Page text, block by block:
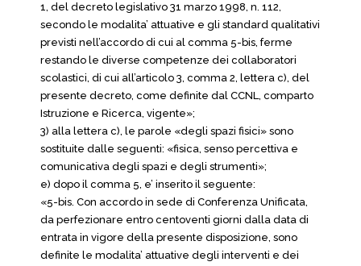
1, del decreto legislativo 31 marzo 1998, n. 112,
secondo le modalita’ attuative e gli standard qualitativi
previsti nell’accordo di cui al comma 5-bis, ferme
restando le diverse competenze dei collaboratori
scolastici, di cui all’articolo 3, comma 2, lettera c), del
presente decreto, come definite dal CCNL, comparto
Istruzione e Ricerca, vigente»;
3) alla lettera c), le parole «degli spazi fisici» sono
sostituite dalle seguenti: «fisica, senso percettiva e
comunicativa degli spazi e degli strumenti»;
e) dopo il comma 5, e’ inserito il seguente:
«5-bis. Con accordo in sede di Conferenza Unificata,
da perfezionare entro centoventi giorni dalla data di
entrata in vigore della presente disposizione, sono
definite le modalita’ attuative degli interventi e dei